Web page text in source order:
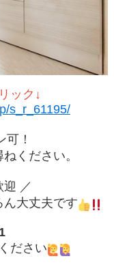
ック↓
s_r_61195/
！
ください。
／
ん大丈夫です
ださい